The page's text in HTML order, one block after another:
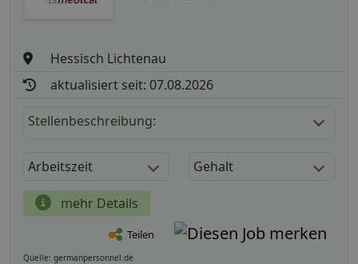
Hessisch Lichtenau
aktualisiert seit: 07.08.2026
Stellenbeschreibung:
Arbeitszeit Gehalt
mehr Details
Teilen
Quelle: germanpersonnel.de